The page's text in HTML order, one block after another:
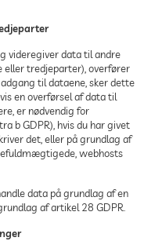
videregiver data til andre
eller tredjeparter), overfører
til dataene, sker dette
en overførsel af data til
er nødvendig for
b GDPR), hvis du har givet
det, eller på grundlag af
webhosts
data på grundlag af en
af artikel 28 GDPR.